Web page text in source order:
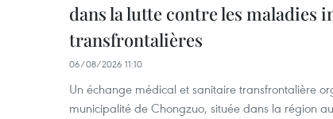
dans la lutte contre les maladies
transfrontalières
06/08/2026 11:10
Un échange médical et sanitaire transfrontalière
municipalité de Chongzuo, située dans la région